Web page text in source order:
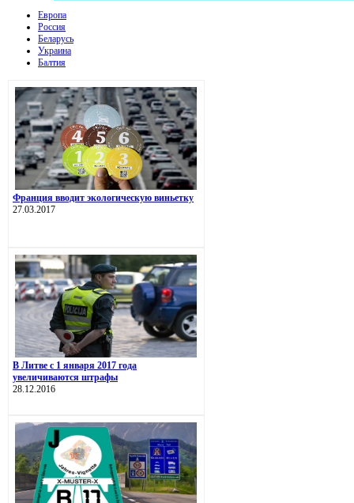
Европа
Россия
Беларусь
Украина
Балтия
Франция вводит экологическую виньетку
27.03.2017
В Литве с 1 января 2017 года
увеличиваются штрафы
28.12.2016